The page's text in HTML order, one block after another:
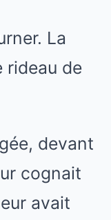
La
rideau de
devant
cognait
avait